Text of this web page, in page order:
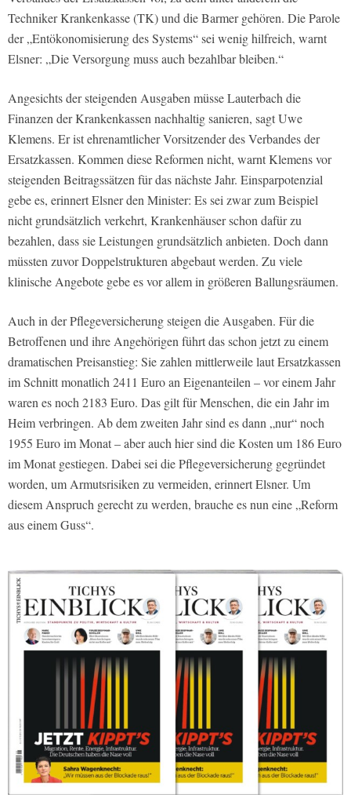
Techniker Krankenkasse (TK) und die Barmer gehören. Die Parole
der „Entökonomisierung des Systems“ sei wenig hilfreich, warnt
Elsner: „Die Versorgung muss auch bezahlbar bleiben.“
Angesichts der steigenden Ausgaben müsse Lauterbach die
Finanzen der Krankenkassen nachhaltig sanieren, sagt Uwe
Klemens. Er ist ehrenamtlicher Vorsitzender des Verbandes der
Ersatzkassen. Kommen diese Reformen nicht, warnt Klemens vor
steigenden Beitragssätzen für das nächste Jahr. Einsparpotenzial
gebe es, erinnert Elsner den Minister: Es sei zwar zum Beispiel
nicht grundsätzlich verkehrt, Krankenhäuser schon dafür zu
bezahlen, dass sie Leistungen grundsätzlich anbieten. Doch dann
müssten zuvor Doppelstrukturen abgebaut werden. Zu viele
klinische Angebote gebe es vor allem in größeren Ballungsräumen.
Auch in der Pflegeversicherung steigen die Ausgaben. Für die
Betroffenen und ihre Angehörigen führt das schon jetzt zu einem
dramatischen Preisanstieg: Sie zahlen mittlerweile laut Ersatzkassen
im Schnitt monatlich 2411 Euro an Eigenanteilen – vor einem Jahr
waren es noch 2183 Euro. Das gilt für Menschen, die ein Jahr im
Heim verbringen. Ab dem zweiten Jahr sind es dann „nur“ noch
1955 Euro im Monat – aber auch hier sind die Kosten um 186 Euro
im Monat gestiegen. Dabei sei die Pflegeversicherung gegründet
worden, um Armutsrisiken zu vermeiden, erinnert Elsner. Um
diesem Anspruch gerecht zu werden, brauche es nun eine „Reform
aus einem Guss“.